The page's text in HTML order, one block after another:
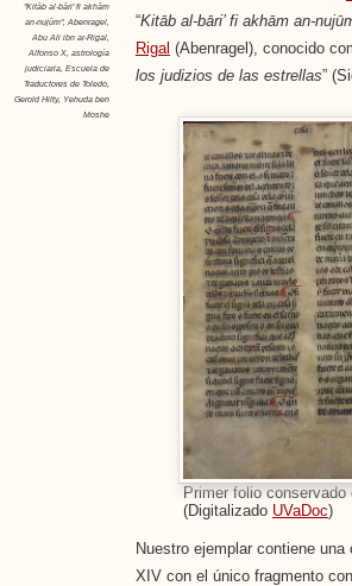
"Kitāb al-bāri' fi akhām
an-nujūm", Abenragel,
Abu Ali ibn ar-Rigal,
Alfonso X, astrología
judiciaria, Escuela de
Traductores de Toledo,
Gerold Hilty, Yehuda ben
Moshe
“Kitāb al-bāri’ fi akhām an-
Rigal (Abenragel), conocido
los judizios de las estrellas”
Primer folio conservado
(Digitalizado UVaDoc)
Nuestro ejemplar contiene
XIV con el único fragmento